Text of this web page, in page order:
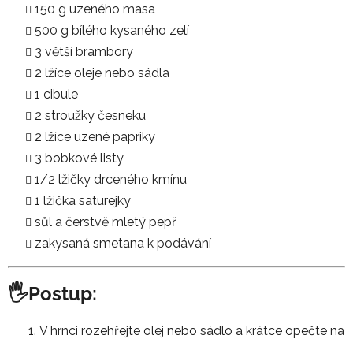
150 g uzeného masa
500 g bílého kysaného zelí
3 větší brambory
2 lžíce oleje nebo sádla
1 cibule
2 stroužky česneku
2 lžíce uzené papriky
3 bobkové listy
1/2 lžičky drceného kmínu
1 lžička saturejky
sůl a čerstvě mletý pepř
zakysaná smetana k podávání
🖐️Postup:
V hrnci rozehřejte olej nebo sádlo a krátce opečte na